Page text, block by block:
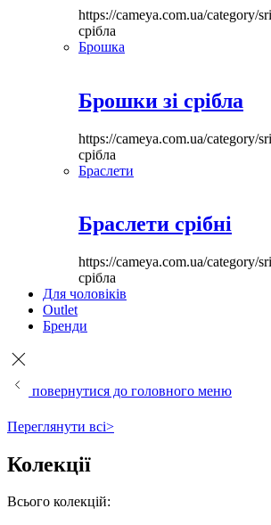
https://cameya.com.ua/category/
срібла
Брошка
Брошки зі срібла
https://cameya.com.ua/category/
срібла
Браслети
Браслети срібні
https://cameya.com.ua/category/
срібла
Для чоловіків
Outlet
Бренди
повернутися до головного меню
Переглянути всі>
Колекції
Всього колекцій: